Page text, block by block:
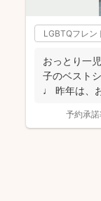
LGBTQフレン
おっとり一
子のベスト
♩ 昨年は、
予約承諾